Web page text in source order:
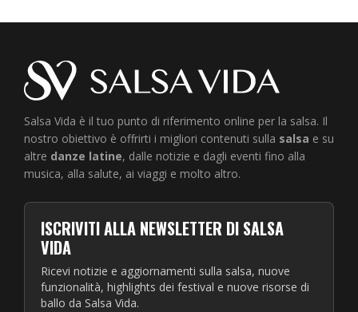
Salsa Vida è il tuo punto di riferimento online per la salsa. Il
nostro obiettivo è offrirti i migliori contenuti sulla salsa e su
altre danze latine, dalle notizie e dagli eventi fino alla
musica, alla salute, ai viaggi e molto altro.
ISCRIVITI ALLA NEWSLETTER DI SALSA
VIDA
Ricevi notizie e aggiornamenti sulla salsa, nuove
funzionalità, highlights dei festival e nuove risorse di
ballo da Salsa Vida.